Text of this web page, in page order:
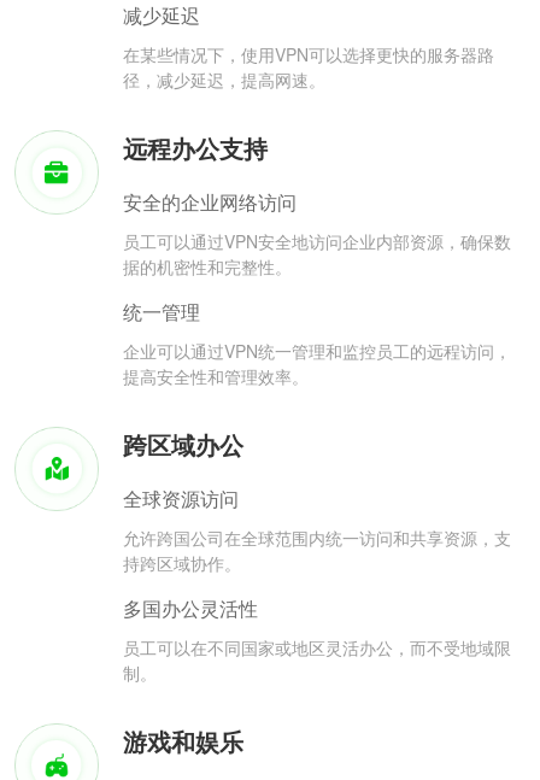
减少延迟
在某些情况下，使用VPN可以选择更快的服务器路
径，减少延迟，提高网速。
远程办公支持
安全的企业网络访问
员工可以通过VPN安全地访问企业内部资源，确保数
据的机密性和完整性。
统一管理
企业可以通过VPN统一管理和监控员工的远程访问，
提高安全性和管理效率。
跨区域办公
全球资源访问
允许跨国公司在全球范围内统一访问和共享资源，支
持跨区域协作。
多国办公灵活性
员工可以在不同国家或地区灵活办公，而不受地域限
制。
游戏和娱乐